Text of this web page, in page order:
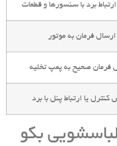
برد با سنسورها و قطعات
فرمان به موتور
فرمان صحیح به پمپ تخلیه
یا ارتباط پنل با برد
بکو